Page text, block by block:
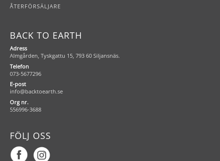
ÅTERFÖRSÄLJARE
BACK TO EARTH
Adress
Almgården, Tyskgattu 15, 793 60 Siljansnäs.
Telefon
073-5677296
E-post
info@backtoearth.se
Org nr.
556996-3688
FÖLJ OSS